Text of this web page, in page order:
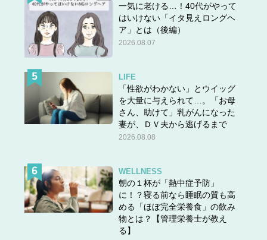
一気に老ける…！40代がやって
はいけない「イタ見えロングヘ
ア」とは（後編）
2026.08.07
LIFE
「性欲がわかない」とウイッグ
を大量に与えられて…。「お母
さん、助けて」乳がんになった
妻が、ＤＶ夫から逃げるまで
2026.08.08
WELLNESS
朝の１杯が「熱中症予防」
に！？寝る前なら睡眠の質も高
める「ほぼ完全栄養食」の飲み
物とは？【管理栄養士が教え
る】